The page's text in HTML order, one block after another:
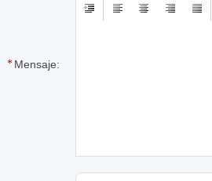
Mensaje: